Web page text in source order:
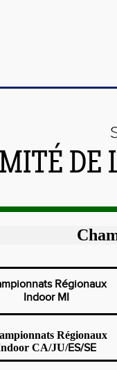
Régionaux
MI
Régionaux
CA/JU/ES/SE